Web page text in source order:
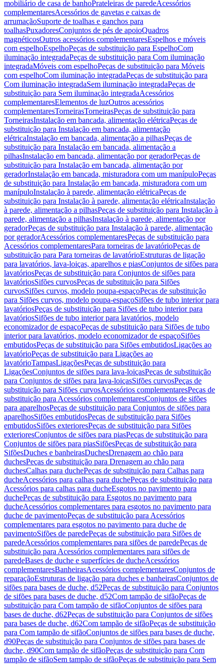
mobiliário de casa de banhoPrateleiras de paredeAcessórios
complementaresAcessórios de gavetas e caixas de
arrumaçãoSuporte de toalhas e ganchos para
toalhasPuxadoresConjuntos de pés de apoioQuadros
magnéticosOutros acessórios complementaresEspelhos e móveis
com espelhoEspelhoPeças de substituição para EspelhoCom
iluminação integradaPeças de substituição para Com iluminação
integradaMóveis com espelhoPeças de substituição para Móveis
com espelhoCom iluminação integradaPeças de substituição para
Com iluminação integradaSem iluminação integradaPeças de
substituição para Sem iluminação integradaAcessórios
complementaresElementos de luzOutros acessórios
complementaresTorneirasTorneirasPeças de substituição para
TorneirasInstalação em bancada, alimentação elétricaPeças de
substituição para Instalação em bancada, alimentação
elétricaInstalação em bancada, alimentação a pilhasPeças de
substituição para Instalação em bancada, alimentação a
pilhasInstalação em bancada, alimentação por geradorPeças de
substituição para Instalação em bancada, alimentação por
geradorInstalação em bancada, misturadora com um manípuloPeças
de substituição para Instalação em bancada, misturadora com um
manípuloInstalação à parede, alimentação elétricaPeças de
substituição para Instalação à parede, alimentação elétricaInstalação
à parede, alimentação a pilhasPeças de substituição para Instalação à
parede, alimentação a pilhasInstalação à parede, alimentação por
geradorPeças de substituição para Instalação à parede, alimentação
por geradorAcessórios complementaresPeças de substituição para
Acessórios complementaresPara torneiras de lavatórioPeças de
substituição para Para torneiras de lavatórioEstruturas de ligação
para lavatórios, lava-loiças, aparelhos e piasConjuntos de sifões para
lavatóriosPeças de substituição para Conjuntos de sifões para
lavatóriosSifões curvosPeças de substituição para Sifões
curvosSifões curvos, modelo poupa-espaçoPeças de substituição
para Sifões curvos, modelo poupa-espaçoSifões de tubo interior para
lavatóriosPeças de substituição para Sifões de tubo interior para
lavatóriosSifões de tubo interior para lavatórios, modelo
economizador de espaçoPeças de substituição para Sifões de tubo
interior para lavatórios, modelo economizador de espaçoSifões
embutidosPeças de substituição para Sifões embutidosLigações ao
lavatórioPeças de substituição para Ligações ao
lavatórioTampasLigaçõesPeças de substituição para
LigaçõesConjuntos de sifões para lava-loiçasPeças de substituição
para Conjuntos de sifões para lava-loiçasSifões curvosPeças de
substituição para Sifões curvosAcessórios complementaresPeças de
substituição para Acessórios complementaresConjuntos de sifões
para aparelhosPeças de substituição para Conjuntos de sifões para
aparelhosSifões embutidosPeças de substituição para Sifões
embutidosSifões exterioresPeças de substituição para Sifões
exterioresConjuntos de sifões para piasPeças de substituição para
Conjuntos de sifões para piasSifõesPeças de substituição para
SifõesDuches e banheirasDuchesDrenagem ao chão para
duchesPeças de substituição para Drenagem ao chão para
duchesCalhas para duchePeças de substituição para Calhas para
ducheAcessórios para calhas para duchePeças de substituição para
Acessórios para calhas para ducheEsgotos no pavimento para
duchePeças de substituição para Esgotos no pavimento para
ducheAcessórios complementares para esgotos no pavimento para
duche de pavimentoPeças de substituição para Acessórios
complementares para esgotos no pavimento para duche de
pavimentoSifões de paredePeças de substituição para Sifões de
paredeAcessórios complementares para sifões de paredePeças de
substituição para Acessórios complementares para sifões de
paredeBases de duche e superfícies de ducheAcessórios
complementaresBanheirasAcessórios complementaresConjuntos de
reparaçãoEstruturas de ligação para duches e banheirasConjuntos de
sifões para bases de duche, d52Peças de substituição para Conjuntos
de sifões para bases de duche, d52Com tampão de sifãoPeças de
substituição para Com tampão de sifãoConjuntos de sifões para
bases de duche, d62Peças de substituição para Conjuntos de sifões
para bases de duche, d62Com tampão de sifãoPeças de substituição
para Com tampão de sifãoConjuntos de sifões para bases de duche,
d90Peças de substituição para Conjuntos de sifões para bases de
duche, d90Com tampão de sifãoPeças de substituição para Com
tampão de sifãoSem tampão de sifãoPeças de substituição para Sem